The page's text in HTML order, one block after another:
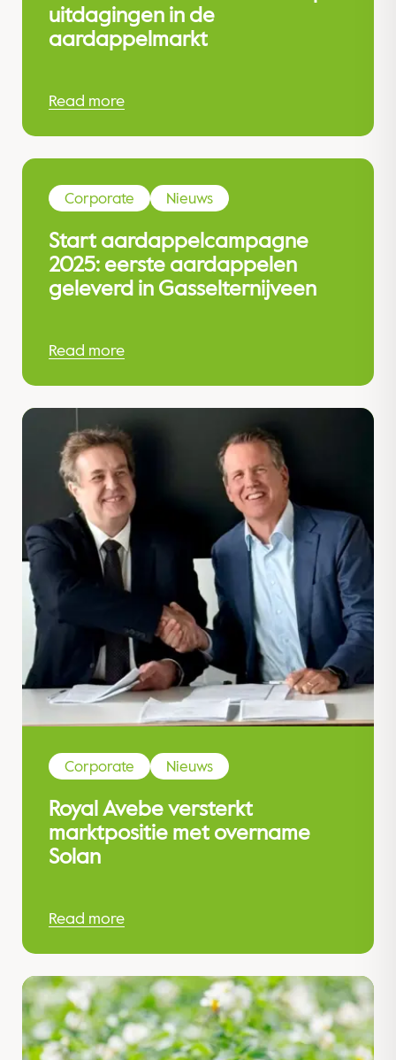
uitdagingen in de
aardappelmarkt
Read more
Corporate Nieuws
Start aardappelcampagne
2025: eerste aardappelen
geleverd in Gasselternijveen
Read more
Corporate Nieuws
Royal Avebe versterkt
marktpositie met overname
Solan
Read more